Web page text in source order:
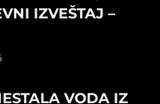
IZVEŠTAJ –
VODA IZ